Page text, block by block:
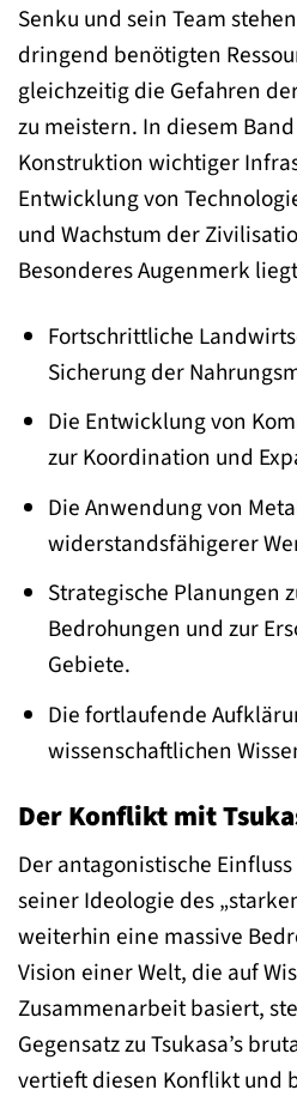
Senku und sein Team
dringend benötigten
gleichzeitig die Gefahren
zu meistern. In diesem
Konstruktion wichtiger
Entwicklung von
und Wachstum der
Besonderes Augenmerk
Fortschrittliche
Sicherung der
Die Entwicklung von
zur Koordination und
Die Anwendung von
widerstandsfähigerer
Strategische Planungen
Bedrohungen und zur
Gebiete.
Die fortlaufende
wissenschaftlichen
Der Konflikt mit
Der antagonistische
seiner Ideologie des
weiterhin eine massive
Vision einer Welt, die auf
Zusammenarbeit basiert,
Gegensatz zu Tsukasa’s
vertieft diesen Konflikt und